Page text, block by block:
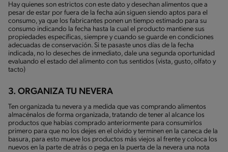
Hay quienes son estrictos con este dato y desechan alimentos que a
pesar de estar por fuera de la fecha aún siguen siendo aptos para el
consumo, ya que los fabricantes ponen un tiempo estimado para su
consumo indicando la fecha hasta la cual el producto mantiene sus
propiedades específicas, siempre y cuando se guarde en condiciones
adecuadas de conservación. Si te pasaste unos días de la fecha
indicada, no lo deseches de inmediato, dale una segunda oportunidad
evaluando el estado del alimento con tus sentidos (vista, gusto, olfato y
tacto)
3. ORGANIZA TU NEVERA
Ten organizada tu nevera y a medida que vas comprando alimentos
almacénalos de forma organizada, tratando de tener al alcance los
productos que habías comprado anteriormente para consumirlos
primero para que no los dejes en el olvido y terminen en la caneca de la
basura, para esto mueve los productos más viejos al frente y coloca los
nuevos en la parte de atrás o pega en la puerta de la nevera una nota